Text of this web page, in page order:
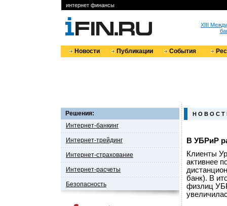
интернет финансы
XIII
Новости Публикации События
Решения:
Интернет-банкинг
Интернет-трейдинг
Интернет-страхование
Интернет-расчеты
Безопасность
Н О В О С Т
В УБРиР
Клиенты
активнее
банк). В
физлиц